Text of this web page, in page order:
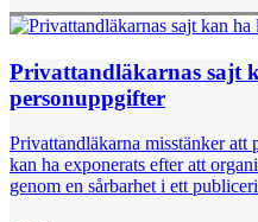
Privattandläkarnas sajt
personuppgifter
Privattandläkarna misstänker att
kan ha exponerats efter att
genom en sårbarhet i ett